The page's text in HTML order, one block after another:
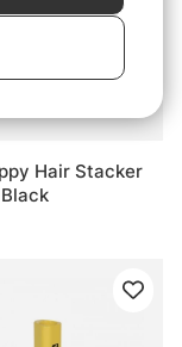
Hair Stacker